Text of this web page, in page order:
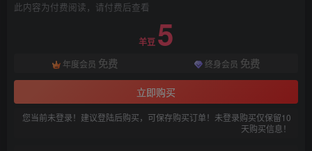
此内容为付费阅读，请付费后查看
羊豆 5
年度会员 免费 终身会员 免费
立即购买
您当前未登录！建议登陆后购买，可保存购买订单！未登录购买仅保留10
天购买信息！